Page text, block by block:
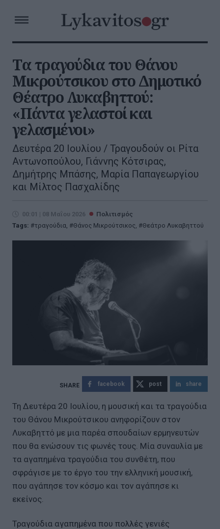
Τα τραγούδια του Θάνου
Μικρούτσικου στο Δημοτικό
Θέατρο Λυκαβηττού:
«Πάντα γελαστοί και
γελασμένοι»
Δευτέρα 20 Ιουλίου / Τραγουδούν οι Ρίτα
Αντωνοπούλου, Γιάννης Κότσιρας,
Δημήτρης Μπάσης, Μαρία Παπαγεωργίου
και Μίλτος Πασχαλίδης
00:01 | 08 Μαΐου 2026
Πολιτισμός
Tags:
τραγούδια, Θάνος Μικρούτσικος, Θεάτρο Λυκαβηττού
facebook post share
Τη Δευτέρα 20 Ιουλίου, η μουσική και τα τραγούδια
του Θάνου Μικρούτσικου ανηφορίζουν στον
Λυκαβηττό με μια παρέα σπουδαίων ερμηνευτών
που θα ενώσουν τις φωνές τους. Μία συναυλία με
τα αγαπημένα τραγούδια του συνθέτη, που
σφράγισε με το έργο του την ελληνική μουσική,
που αγάπησε τον κόσμο και τον αγάπησε κι
εκείνος.
Τραγούδια αγαπημένα που πολλές γενιές